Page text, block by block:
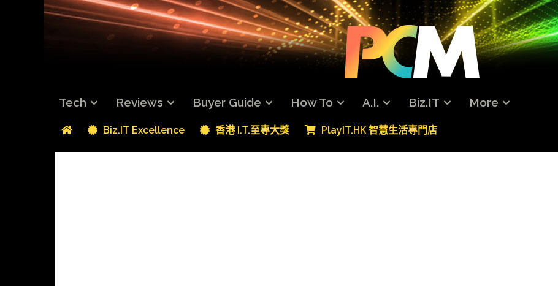
Tech Reviews Buyer Guide How To A.I. Biz.IT More
Biz.IT Excellence 香港 I.T.至專大獎 PlayIT.HK 智慧生活專門店